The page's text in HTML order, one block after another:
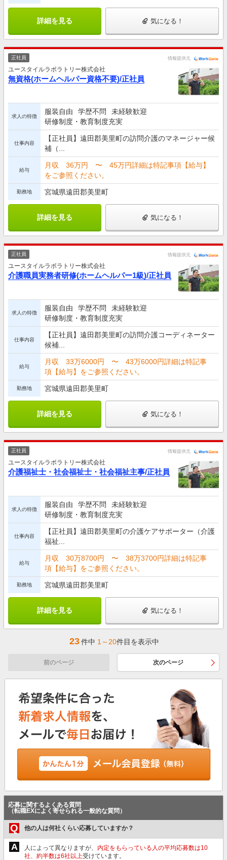
詳細を見る 気になる！
正社員 情報提供元
ユースタイルラボラトリー株式会社
無資格(ホームヘルパー資格不要)/正社員
求人の特徴
服装自由 学歴不問
未経験歓迎
研修制度・教育制度充実
仕事内容
【正社員】遠田郡美里町の訪問介護のマネージャー候
補（...
給与
月収 36万円 〜 45万円詳細は特記事項【給与】
をご参照ください。
勤務地 宮城県遠田郡美里町
詳細を見る 気になる！
正社員 情報提供元
ユースタイルラボラトリー株式会社
介護職員実務者研修(ホームヘルパー1級)/正社員
求人の特徴
服装自由 学歴不問
未経験歓迎
研修制度・教育制度充実
仕事内容
【正社員】遠田郡美里町の訪問介護コーディネーター
候補...
給与
月収 33万6000円 〜 43万6000円詳細は特記事
項【給与】をご参照ください。
勤務地 宮城県遠田郡美里町
詳細を見る 気になる！
正社員 情報提供元
ユースタイルラボラトリー株式会社
介護福祉士・社会福祉士・社会福祉主事/正社員
求人の特徴
服装自由 学歴不問
未経験歓迎
研修制度・教育制度充実
仕事内容
【正社員】遠田郡美里町の介護ケアサポーター（介護
福祉...
給与
月収 30万8700円 〜 38万3700円詳細は特記事
項【給与】をご参照ください。
勤務地 宮城県遠田郡美里町
詳細を見る 気になる！
23件中 1～20件目を表示中
前のページ 次のページ
応募に関するよくある質問
（転職EXによく寄せられる一般的な質問）
Q 他の人は何社くらい応募していますか？
A 人によって異なりますが、 内定をもらっている人の平均応募数は10
社、約半数は6社以上受けています。